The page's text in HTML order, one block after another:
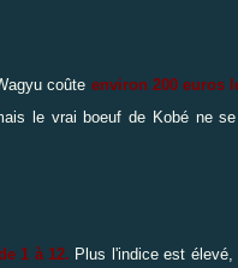
coûte environ 200 euros
le vrai boeuf de Kobé ne
1 à 12. Plus l'indice est